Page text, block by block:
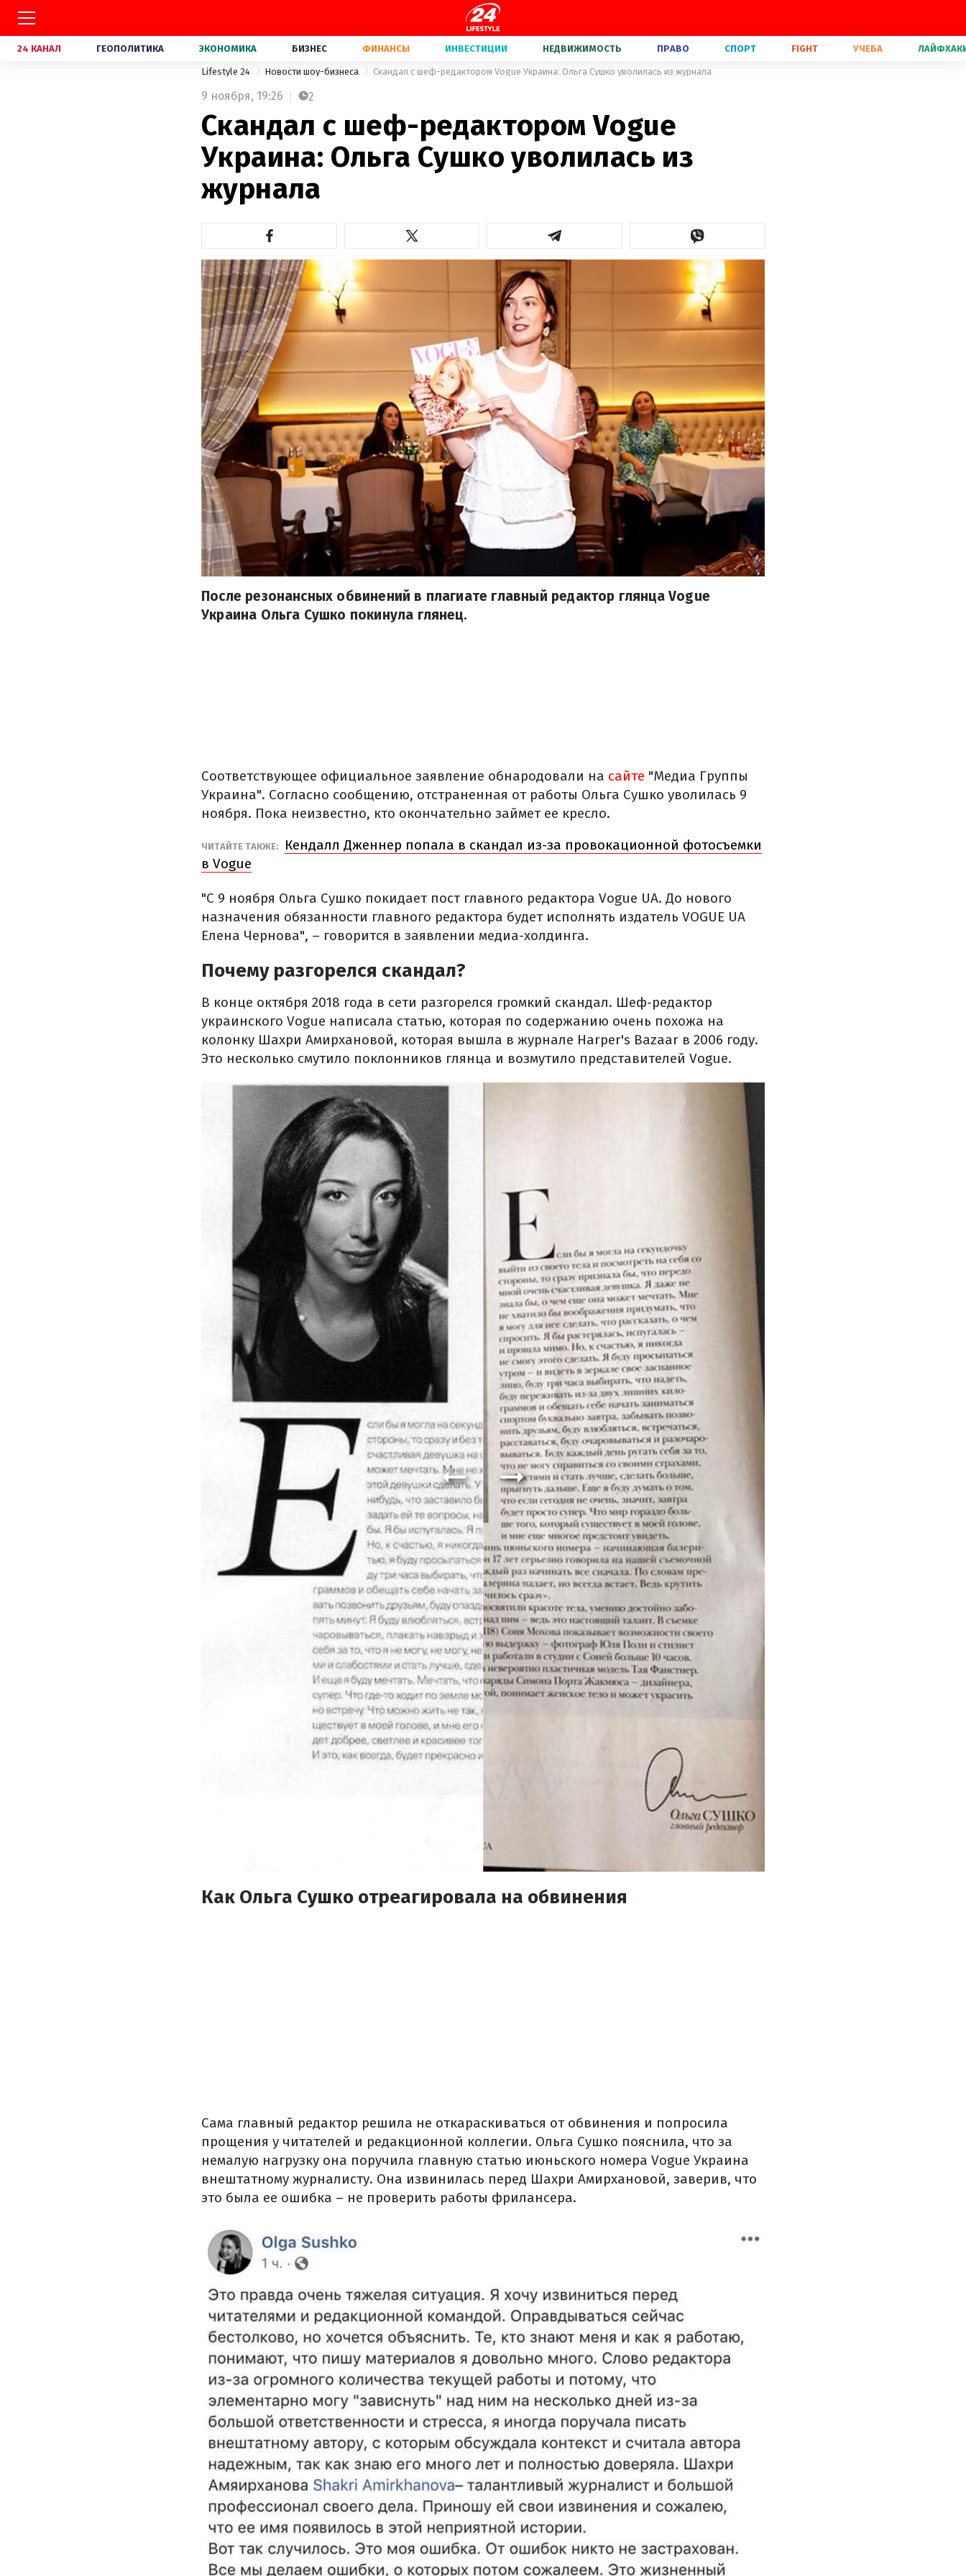
24 КАНАЛ ГЕОПОЛИТИКА ЭКОНОМИКА БИЗНЕС ФИНАНСЫ ИНВЕСТИЦИИ НЕДВИЖИМОСТЬ ПРАВО СПОРТ FIGHT УЧЕБА
Lifestyle 24 Новости шоу-бизнеса Скандал с шеф-редактором Vogue Украина: Ольга Сушко уволилась из журнала
9 ноября, 19:26 2
Скандал с шеф-редактором Vogue
Украина: Ольга Сушко уволилась из
журнала
После резонансных обвинений в плагиате главный редактор глянца Vogue
Украина Ольга Сушко покинула глянец.
Соответствующее официальное заявление обнародовали на сайте "Медиа Группы
Украина". Согласно сообщению, отстраненная от работы Ольга Сушко уволилась 9
ноября. Пока неизвестно, кто окончательно займет ее кресло.
ЧИТАЙТЕ ТАКЖЕ:
Кендалл Дженнер попала в скандал из-за провокационной фотосъемки
в Vogue
"С 9 ноября Ольга Сушко покидает пост главного редактора Vogue UA. До нового
назначения обязанности главного редактора будет исполнять издатель VOGUE UA
Елена Чернова", – говорится в заявлении медиа-холдинга.
Почему разгорелся скандал?
В конце октября 2018 года в сети разгорелся громкий скандал. Шеф-редактор
украинского Vogue написала статью, которая по содержанию очень похожа на
колонку Шахри Амирхановой, которая вышла в журнале Harper's Bazaar в 2006 году.
Это несколько смутило поклонников глянца и возмутило представителей Vogue.
Как Ольга Сушко отреагировала на обвинения
Сама главный редактор решила не откараскиваться от обвинения и попросила
прощения у читателей и редакционной коллегии. Ольга Сушко пояснила, что за
немалую нагрузку она поручила главную статью июньского номера Vogue Украина
внештатному журналисту. Она извинилась перед Шахри Амирхановой, заверив, что
это была ее ошибка – не проверить работы фрилансера.